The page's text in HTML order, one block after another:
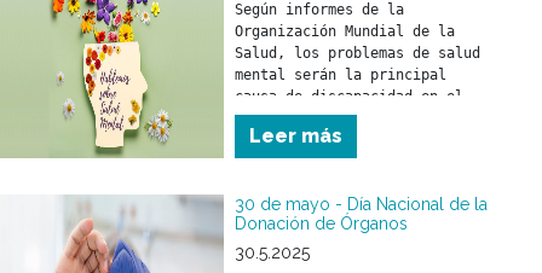
de 65 años.
Según informes de la
Organización Mundial de la
Salud, los problemas de salud
mental serán la principal
causa de discapacidad en el
mundo en el año 2030.
Leer más
30 de mayo - Día Nacional de la
Donación de Órganos
30.5.2025